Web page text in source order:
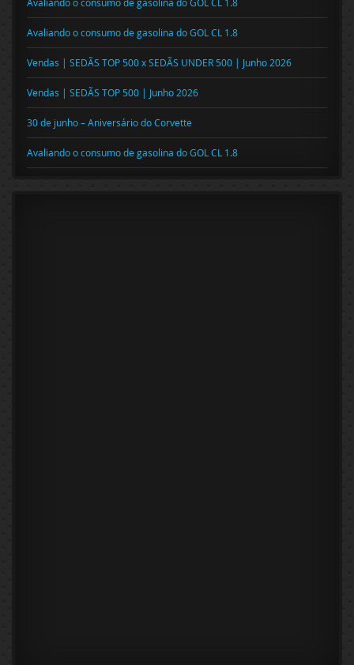
Avaliando o consumo de gasolina do GOL CL 1.8
Avaliando o consumo de gasolina do GOL CL 1.8
Vendas | SEDÃS TOP 500 x SEDÃS UNDER 500 | Junho 2026
Vendas | SEDÃS TOP 500 | Junho 2026
30 de junho – Aniversário do Corvette
Avaliando o consumo de gasolina do GOL CL 1.8